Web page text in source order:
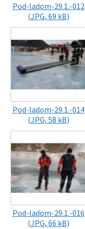
Pod-ladom-29.1.-012
(JPG, 69 kB)
Pod-ladom-29.1.-014
(JPG, 58 kB)
Pod-ladom-29.1.-016
(JPG, 66 kB)